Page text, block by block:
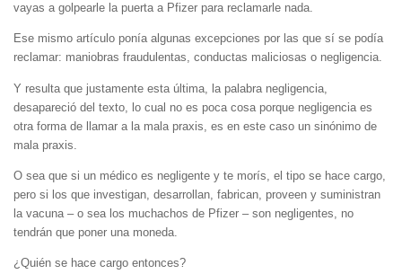
vayas a golpearle la puerta a Pfizer para reclamarle nada.
Ese mismo artículo ponía algunas excepciones por las que sí se podía
reclamar: maniobras fraudulentas, conductas maliciosas o negligencia.
Y resulta que justamente esta última, la palabra negligencia,
desapareció del texto, lo cual no es poca cosa porque negligencia es
otra forma de llamar a la mala praxis, es en este caso un sinónimo de
mala praxis.
O sea que si un médico es negligente y te morís, el tipo se hace cargo,
pero si los que investigan, desarrollan, fabrican, proveen y suministran
la vacuna – o sea los muchachos de Pfizer – son negligentes, no
tendrán que poner una moneda.
¿Quién se hace cargo entonces?